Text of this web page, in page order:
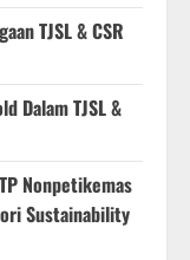
TJSL & CSR
Dalam TJSL &
Nonpetikemas
Sustainability